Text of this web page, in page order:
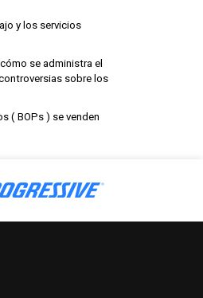
y los servicios
se administra el
sobre los
( BOPs ) se venden